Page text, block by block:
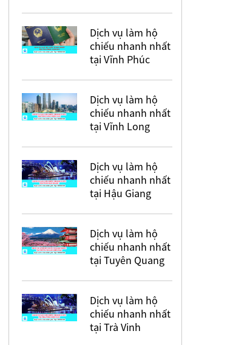
Dịch vụ làm hộ
chiếu nhanh nhất
tại Vĩnh Phúc
Dịch vụ làm hộ
chiếu nhanh nhất
tại Vĩnh Long
Dịch vụ làm hộ
chiếu nhanh nhất
tại Hậu Giang
Dịch vụ làm hộ
chiếu nhanh nhất
tại Tuyên Quang
Dịch vụ làm hộ
chiếu nhanh nhất
tại Trà Vinh